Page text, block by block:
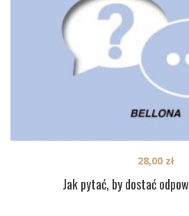
Jak pytać, by dostać
28,00 zł